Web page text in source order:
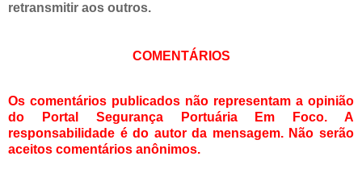
retransmitir aos outros.
COMENTÁRIOS
Os comentários publicados não representam a opinião
do Portal Segurança Portuária Em Foco. A
responsabilidade é do autor da mensagem. Não serão
aceitos comentários anônimos.